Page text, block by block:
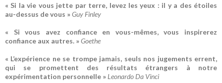
« Si la vie vous jette par terre, levez les yeux : il y a des étoiles
au-dessus de vous »Guy Finley
« Si vous avez confiance en vous-mêmes, vous inspirerez
confiance aux autres. »Goethe
« L’expérience ne se trompe jamais, seuls nos jugements errent,
qui se promettent des résultats étrangers à notre
expérimentation personnelle » Leonardo Da Vinci